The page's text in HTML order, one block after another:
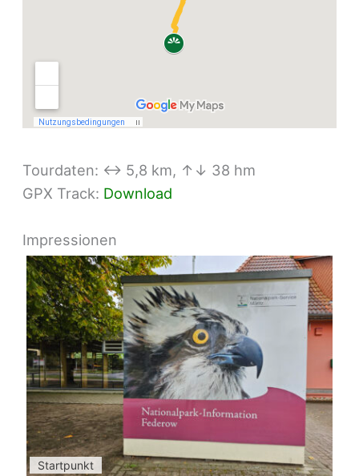
Tourdaten: ↔ 5,8 km, ↑↓ 38 hm
GPX Track: Download
Impressionen
Startpunkt